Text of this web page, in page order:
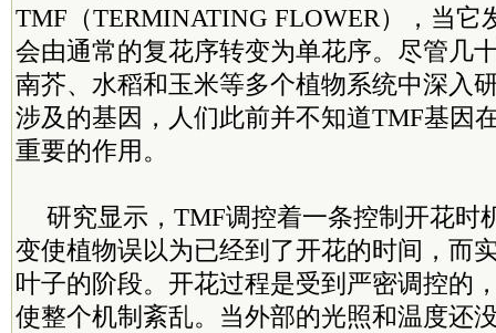
TMF（TERMINATING FLOWER），当它
会由通常的复花序转变为单花序。尽管几
南芥、水稻和玉米等多个植物系统中深入
涉及的基因，人们此前并不知道TMF基因
重要的作用。
研究显示，TMF调控着一条控制开花时
变使植物误以为已经到了开花的时间，而
叶子的阶段。开花过程是受到严密调控的
使整个机制紊乱。当外部的光照和温度还